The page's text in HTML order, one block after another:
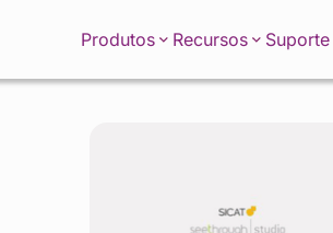
Produtos Recursos Suporte